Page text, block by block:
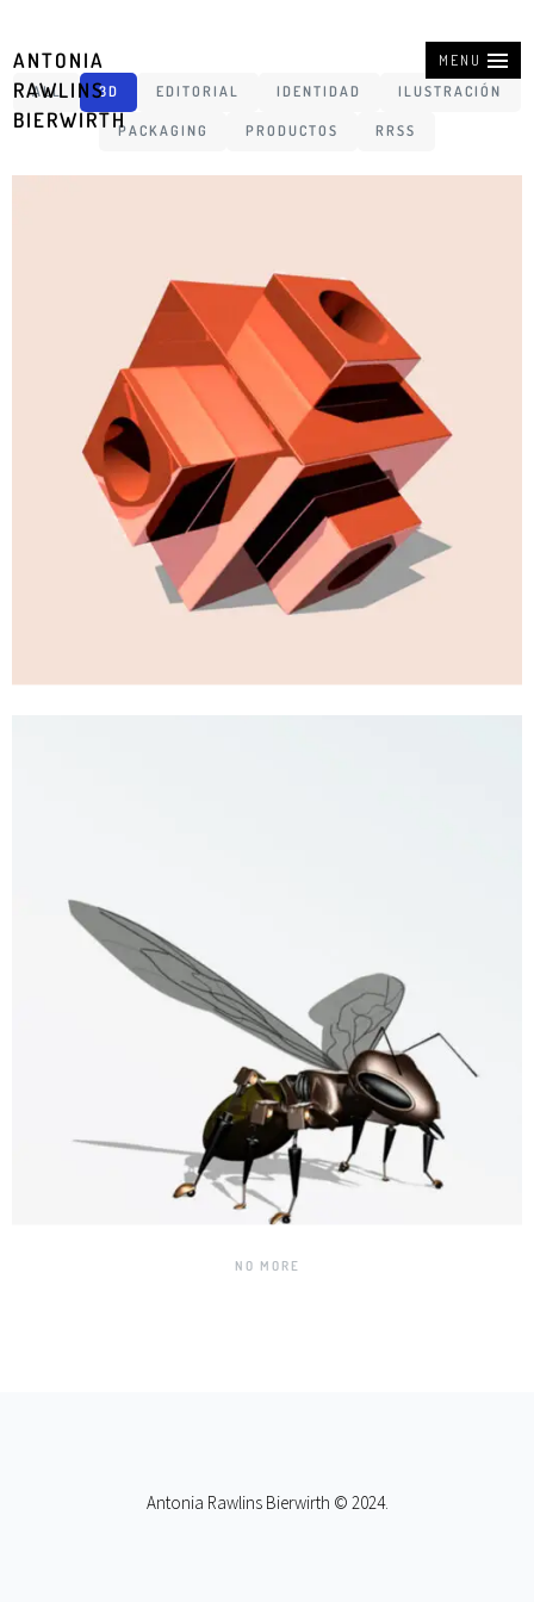
MENU
ANTONIA
RAWLINS
BIERWIRTH
ALL 3D EDITORIAL IDENTIDAD ILUSTRACIÓN
PACKAGING PRODUCTOS RRSS
NO MORE
Antonia Rawlins Bierwirth © 2024.